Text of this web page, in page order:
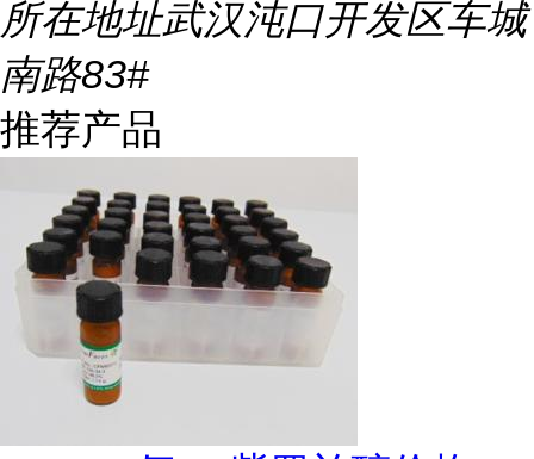
所在地址武汉沌口开发区车城
南路83#
推荐产品